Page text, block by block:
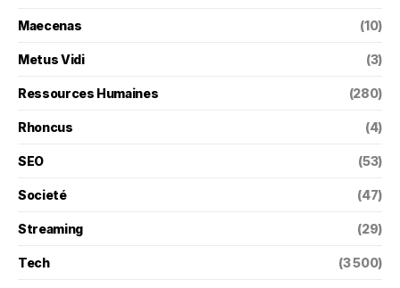
Maecenas (10)
Metus Vidi (3)
Ressources Humaines (280)
Rhoncus (4)
SEO (53)
Societé (47)
Streaming (29)
Tech (3 500)